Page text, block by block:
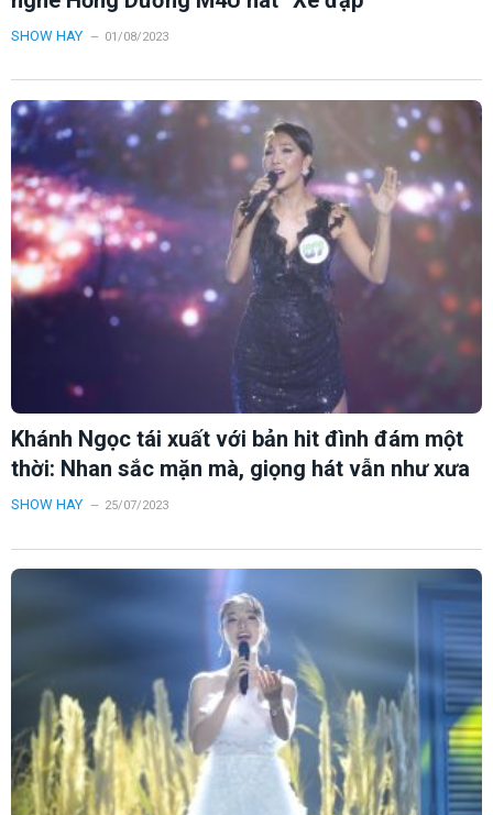
SHOW HAY 01/08/2023
Khánh Ngọc tái xuất với bản hit đình đám một
thời: Nhan sắc mặn mà, giọng hát vẫn như xưa
SHOW HAY 25/07/2023